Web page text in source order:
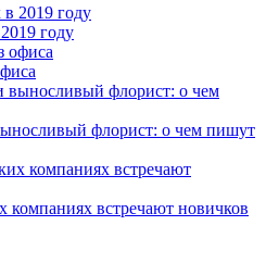
году
флорист: о чем пишут
компаниях встречают новичков